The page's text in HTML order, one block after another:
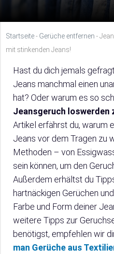
Startseite- Gerüche entfernen -
mit stinkenden Jeans!
Hast du dich jemals
Jeans manchmal einen
hat? Oder warum es so
Jeansgeruch loswerden
Artikel erfährst du, warum
Jeans vor dem Tragen zu
Methoden – von
sein können, um den
Außerdem erhältst du
hartnäckigen Gerüchen
Farbe und Form deiner
weitere Tipps zur
benötigst, empfehlen wir
man Gerüche aus